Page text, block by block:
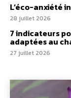
L’éco-anxiété
28 juillet 2026
7 indicateurs
adaptées au
27 juillet 2026